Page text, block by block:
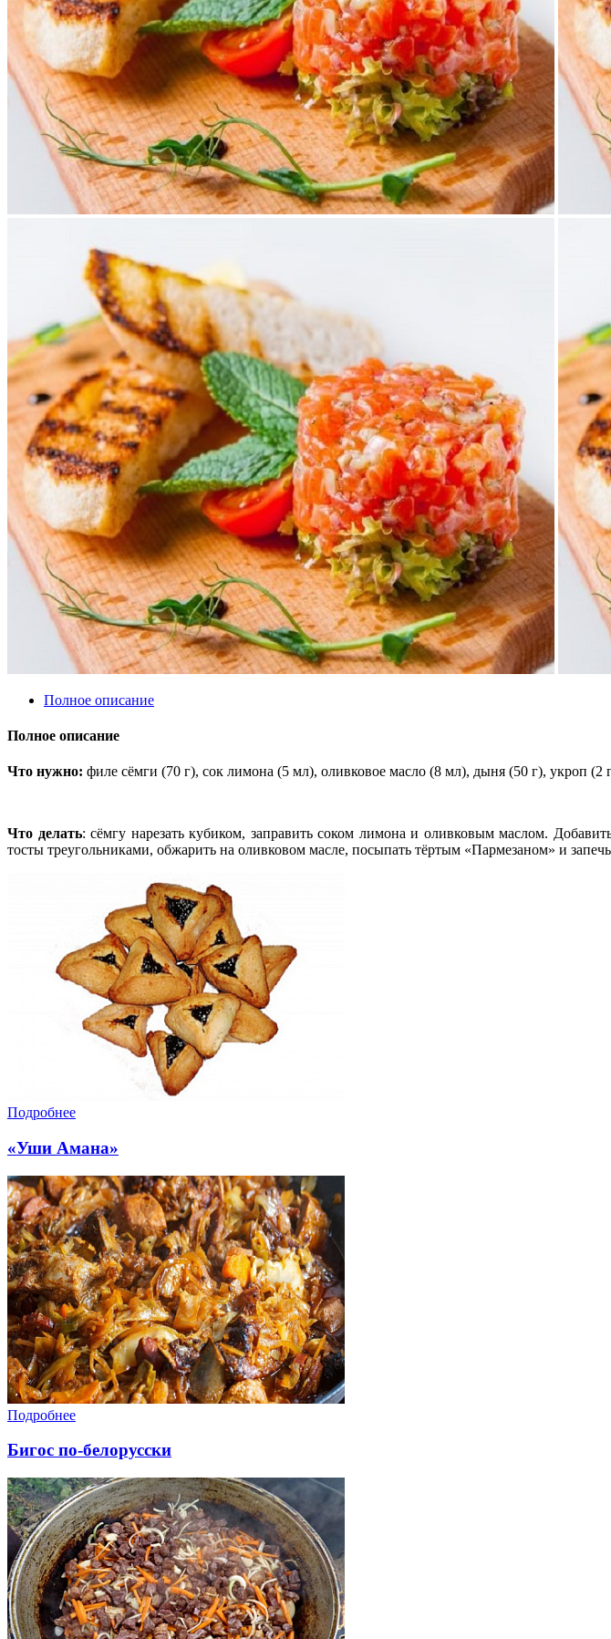
Полное описание
Полное описание
Что нужно: филе сёмги (70 г), сок лимона (5 мл), оливковое масло (8 мл), дыня (50 г), укроп
Что делать: сёмгу нарезать кубиком, заправить соком лимона и оливковым маслом.
тосты треугольниками, обжарить на оливковом масле, посыпать тёртым «Пармезаном» и
Подробнее
«Уши Амана»
Подробнее
Бигос по-белорусски